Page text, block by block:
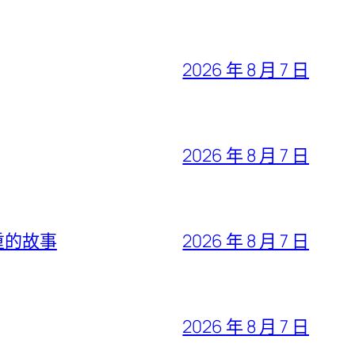
2026 年 8 月 7 日
2026 年 8 月 7 日
故事 2026 年 8 月 7 日
2026 年 8 月 7 日